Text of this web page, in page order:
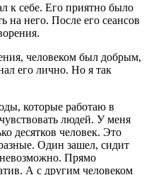
к себе. Его приятно было
на него. После его сеансов
человеком был добрым,
его лично. Но я так
которые работаю в
людей. У меня
десятков человек. Это
Один зашел, сидит
Прямо
А с другим человеком